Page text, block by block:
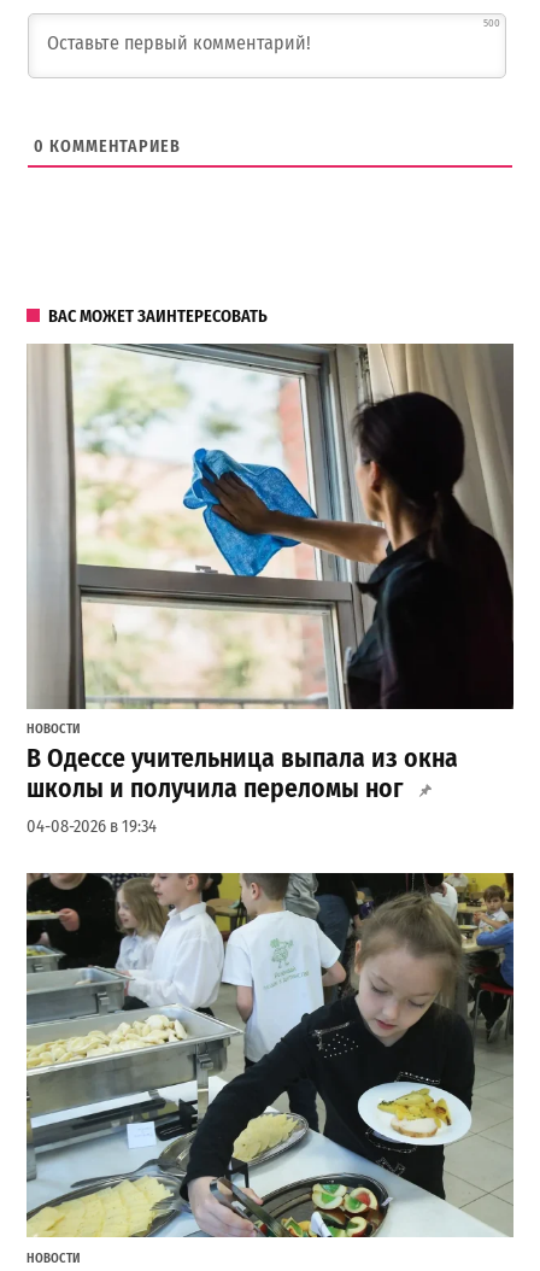
500
0 КОММЕНТАРИЕВ
ВАС МОЖЕТ ЗАИНТЕРЕСОВАТЬ
НОВОСТИ
В Одессе учительница выпала из окна
школы и получила переломы ног
04-08-2026 в 19:34
НОВОСТИ